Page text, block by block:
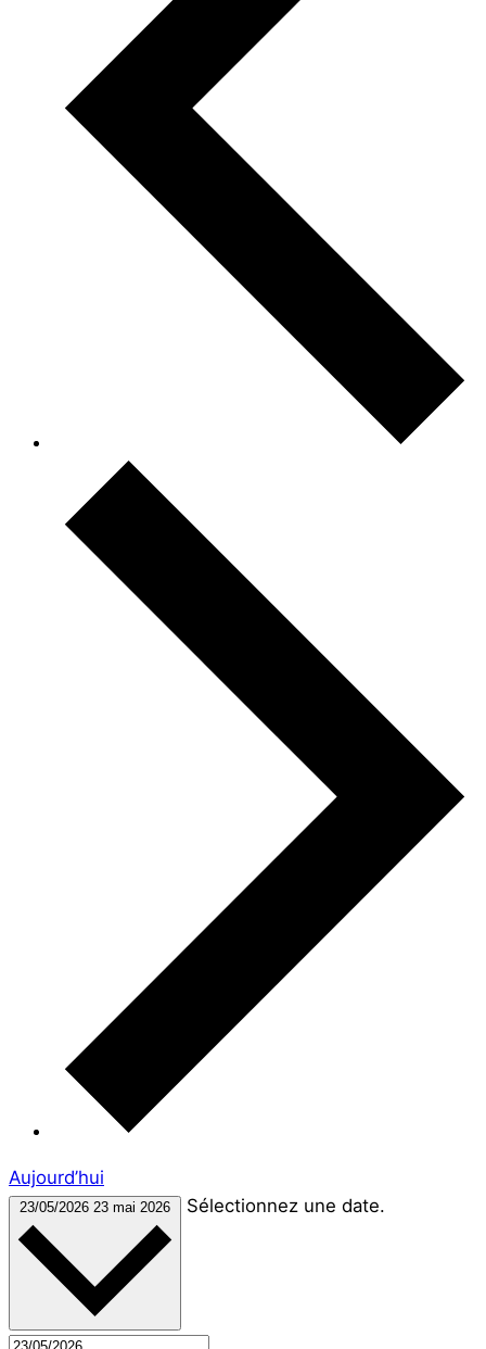
Aujourd’hui
23/05/2026 23 mai 2026 Sélectionnez une date.